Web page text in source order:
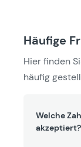
Häufige
Hier finden
häufig
Welche
akzeptiert?